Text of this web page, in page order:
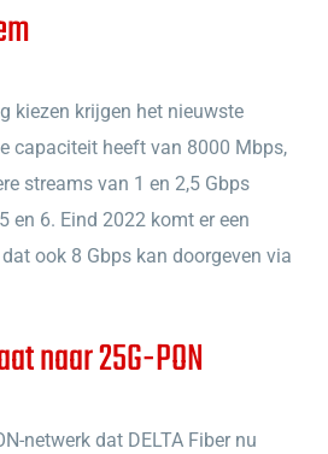
kiezen krijgen het nieuwste
capaciteit heeft van 8000 Mbps,
streams van 1 en 2,5 Gbps
en 6. Eind 2022 komt er een
ook 8 Gbps kan doorgeven via
naar 25G-PON
netwerk dat DELTA Fiber nu